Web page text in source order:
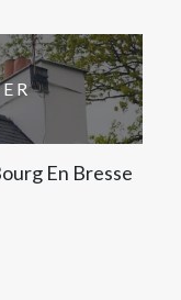
En Bresse